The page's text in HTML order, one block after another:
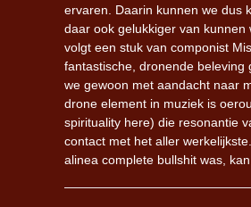
ervaren. Daarin kunnen we dus
daar ook gelukkiger van
volgt een stuk van componist
fantastische, dronende beleving
we gewoon met aandacht naar
drone element in muziek is
spirituality here) die resonantie
contact met het aller
alinea complete bullshit was,